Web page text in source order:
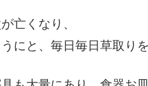
亡くなり、
にと、毎日毎日草取りを